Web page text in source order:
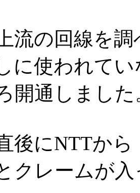
流の回線を
に使われて
開通しました
後にNTTか
クレームが